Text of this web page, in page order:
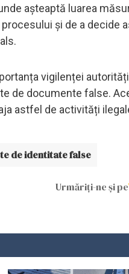
așteaptă luarea
și de a
vigilenței
de documente false.
astfel de activități
de identitate false
Urmăriți-ne și pe